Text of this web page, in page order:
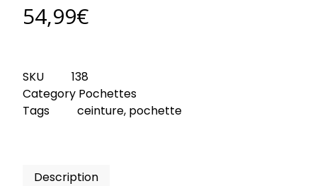
54,99€
SKU
138
Category Pochettes
Tags
ceinture, pochette
Description